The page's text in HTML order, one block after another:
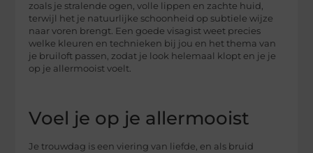
zoals je stralende ogen, volle lippen en zachte huid,
terwijl het je natuurlijke schoonheid op subtiele wijze
naar voren brengt. Een goede visagist weet precies
welke kleuren en technieken bij jou en het thema van
je bruiloft passen, zodat je look helemaal klopt en je je
op je allermooist voelt.
Voel je op je allermooist
Je trouwdag is een viering van liefde, en als bruid